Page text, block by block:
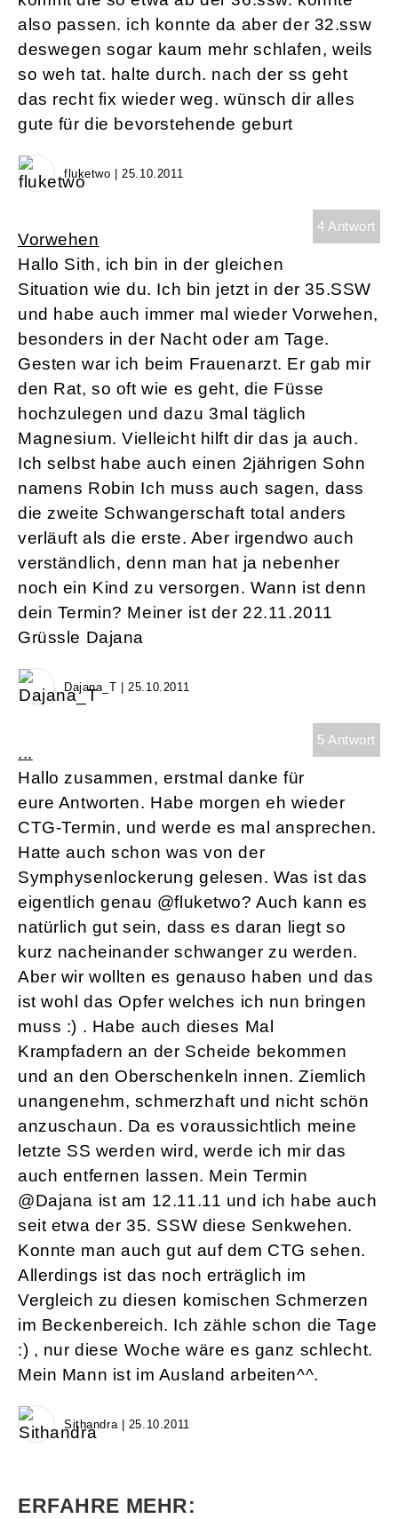
also passen. ich konnte da aber der 32.ssw
deswegen sogar kaum mehr schlafen, weils
so weh tat. halte durch. nach der ss geht
das recht fix wieder weg. wünsch dir alles
gute für die bevorstehende geburt
fluketwo | 25.10.2011
4 Antwort
Vorwehen
Hallo Sith, ich bin in der gleichen
Situation wie du. Ich bin jetzt in der 35.SSW
und habe auch immer mal wieder Vorwehen,
besonders in der Nacht oder am Tage.
Gesten war ich beim Frauenarzt. Er gab mir
den Rat, so oft wie es geht, die Füsse
hochzulegen und dazu 3mal täglich
Magnesium. Vielleicht hilft dir das ja auch.
Ich selbst habe auch einen 2jährigen Sohn
namens Robin Ich muss auch sagen, dass
die zweite Schwangerschaft total anders
verläuft als die erste. Aber irgendwo auch
verständlich, denn man hat ja nebenher
noch ein Kind zu versorgen. Wann ist denn
dein Termin? Meiner ist der 22.11.2011
Grüssle Dajana
Dajana_T | 25.10.2011
5 Antwort
...
Hallo zusammen, erstmal danke für
eure Antworten. Habe morgen eh wieder
CTG-Termin, und werde es mal ansprechen.
Hatte auch schon was von der
Symphysenlockerung gelesen. Was ist das
eigentlich genau @fluketwo? Auch kann es
natürlich gut sein, dass es daran liegt so
kurz nacheinander schwanger zu werden.
Aber wir wollten es genauso haben und das
ist wohl das Opfer welches ich nun bringen
muss :) . Habe auch dieses Mal
Krampfadern an der Scheide bekommen
und an den Oberschenkeln innen. Ziemlich
unangenehm, schmerzhaft und nicht schön
anzuschaun. Da es voraussichtlich meine
letzte SS werden wird, werde ich mir das
auch entfernen lassen. Mein Termin
@Dajana ist am 12.11.11 und ich habe auch
seit etwa der 35. SSW diese Senkwehen.
Konnte man auch gut auf dem CTG sehen.
Allerdings ist das noch erträglich im
Vergleich zu diesen komischen Schmerzen
im Beckenbereich. Ich zähle schon die Tage
:) , nur diese Woche wäre es ganz schlecht.
Mein Mann ist im Ausland arbeiten^^.
Sithandra | 25.10.2011
ERFAHRE MEHR: